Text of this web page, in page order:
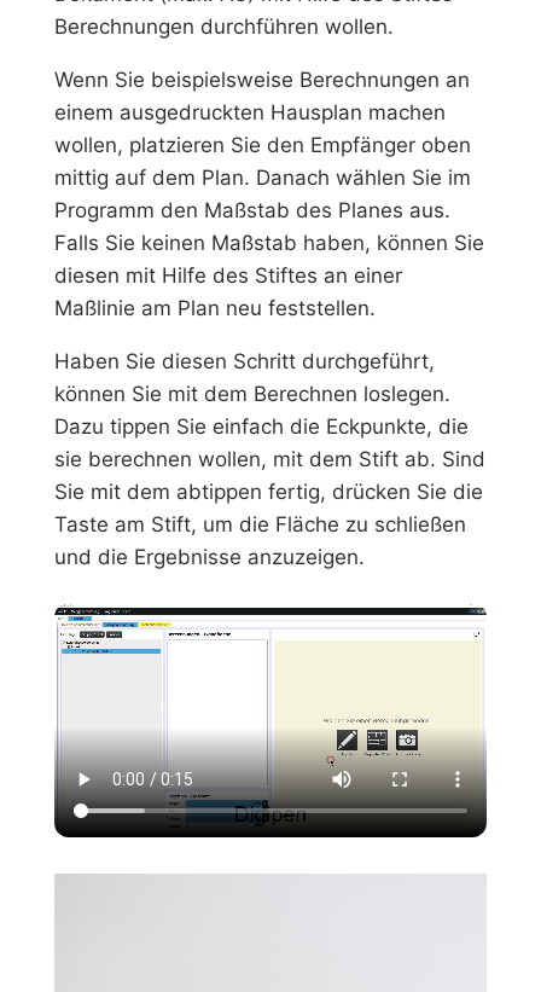
Berechnungen durchführen wollen.
Wenn Sie beispielsweise Berechnungen an
einem ausgedruckten Hausplan machen
wollen, platzieren Sie den Empfänger oben
mittig auf dem Plan. Danach wählen Sie im
Programm den Maßstab des Planes aus.
Falls Sie keinen Maßstab haben, können Sie
diesen mit Hilfe des Stiftes an einer
Maßlinie am Plan neu feststellen.
Haben Sie diesen Schritt durchgeführt,
können Sie mit dem Berechnen loslegen.
Dazu tippen Sie einfach die Eckpunkte, die
sie berechnen wollen, mit dem Stift ab. Sind
Sie mit dem abtippen fertig, drücken Sie die
Taste am Stift, um die Fläche zu schließen
und die Ergebnisse anzuzeigen.